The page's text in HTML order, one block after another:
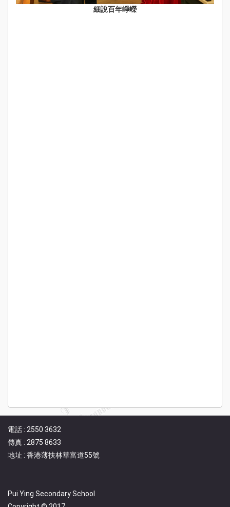
細說百年崢嶸
電話 : 2550 3632
傳真 : 2875 8633
地址 : 香港薄扶林華富道55號
Pui Ying Secondary School